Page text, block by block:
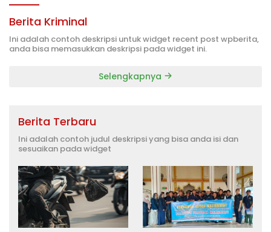
Berita Kriminal
Ini adalah contoh deskripsi untuk widget recent post wpberita,
anda bisa memasukkan deskripsi pada widget ini.
Selengkapnya
Berita Terbaru
Ini adalah contoh judul deskripsi yang bisa anda isi dan
sesuaikan pada widget